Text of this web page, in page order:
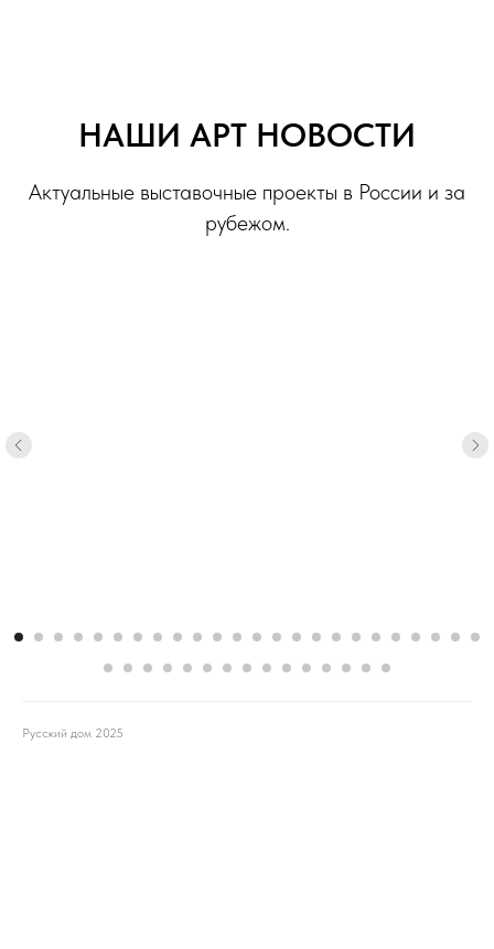
НАШИ АРТ НОВОСТИ
Актуальные выставочные проекты в России и за
рубежом.
Русский дом 2025